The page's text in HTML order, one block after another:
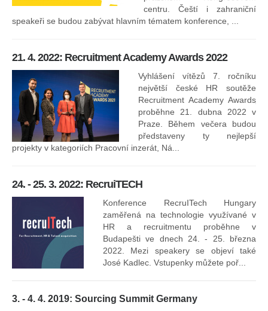
centru. Čeští i zahraniční
speakeři se budou zabývat hlavním tématem konference, ...
21. 4. 2022: Recruitment Academy Awards 2022
Vyhlášení vítězů 7. ročníku
největší české HR soutěže
Recruitment Academy Awards
proběhne 21. dubna 2022 v
Praze. Během večera budou
představeny ty nejlepší
projekty v kategoriích Pracovní inzerát, Ná...
24. - 25. 3. 2022: RecruiTECH
Konference RecruITech Hungary
zaměřená na technologie využívané v
HR a recruitmentu proběhne v
Budapešti ve dnech 24. - 25. března
2022. Mezi speakery se objeví také
José Kadlec. Vstupenky můžete poř...
3. - 4. 4. 2019: Sourcing Summit Germany